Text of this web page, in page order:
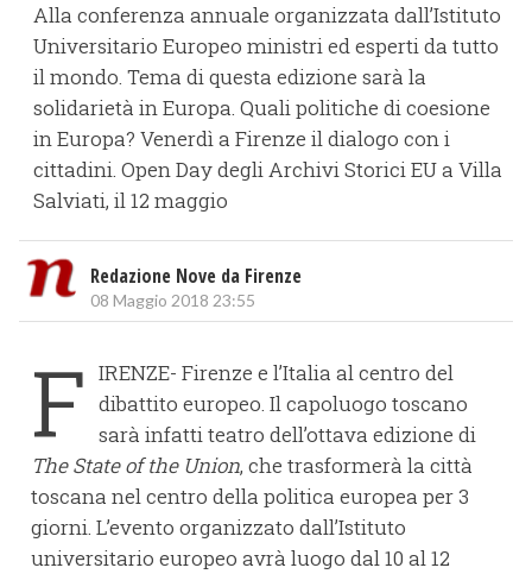
Alla conferenza annuale organizzata dall’Istituto
Universitario Europeo ministri ed esperti da tutto
il mondo. Tema di questa edizione sarà la
solidarietà in Europa. Quali politiche di coesione
in Europa? Venerdì a Firenze il dialogo con i
cittadini. Open Day degli Archivi Storici EU a Villa
Salviati, il 12 maggio
Redazione Nove da Firenze
08 Maggio 2018 23:55
F IRENZE- Firenze e l’Italia al centro del
dibattito europeo. Il capoluogo toscano
sarà infatti teatro dell’ottava edizione di
The State of the Union, che trasformerà la città
toscana nel centro della politica europea per 3
giorni. L’evento organizzato dall’Istituto
universitario europeo avrà luogo dal 10 al 12